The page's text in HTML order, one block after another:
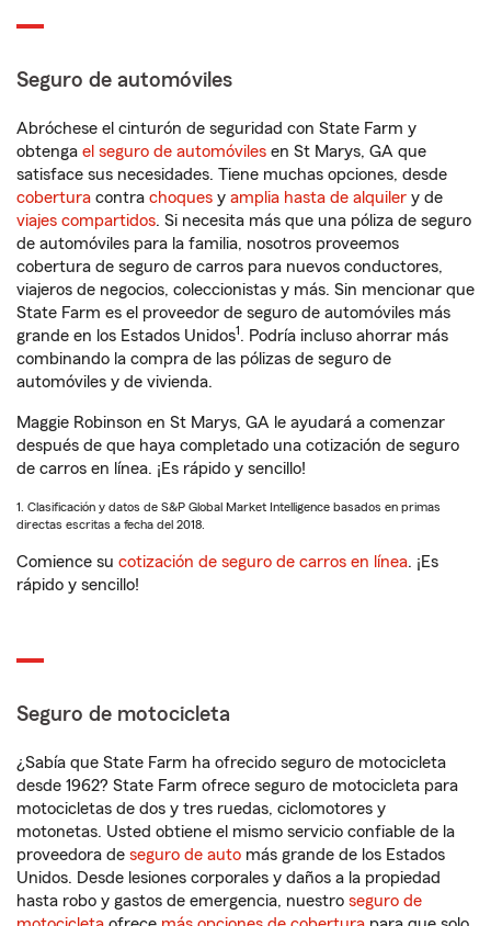
Seguro de automóviles
Abróchese el cinturón de seguridad con State Farm y
obtenga el seguro de automóviles en St Marys, GA que
satisface sus necesidades. Tiene muchas opciones, desde
cobertura contra choques y amplia hasta de alquiler y de
viajes compartidos. Si necesita más que una póliza de seguro
de automóviles para la familia, nosotros proveemos
cobertura de seguro de carros para nuevos conductores,
viajeros de negocios, coleccionistas y más. Sin mencionar que
State Farm es el proveedor de seguro de automóviles más
grande en los Estados Unidos1. Podría incluso ahorrar más
combinando la compra de las pólizas de seguro de
automóviles y de vivienda.
Maggie Robinson en St Marys, GA le ayudará a comenzar
después de que haya completado una cotización de seguro
de carros en línea. ¡Es rápido y sencillo!
1. Clasificación y datos de S&P Global Market Intelligence basados en primas
directas escritas a fecha del 2018.
Comience su cotización de seguro de carros en línea. ¡Es
rápido y sencillo!
Seguro de motocicleta
¿Sabía que State Farm ha ofrecido seguro de motocicleta
desde 1962? State Farm ofrece seguro de motocicleta para
motocicletas de dos y tres ruedas, ciclomotores y
motonetas. Usted obtiene el mismo servicio confiable de la
proveedora de seguro de auto más grande de los Estados
Unidos. Desde lesiones corporales y daños a la propiedad
hasta robo y gastos de emergencia, nuestro seguro de